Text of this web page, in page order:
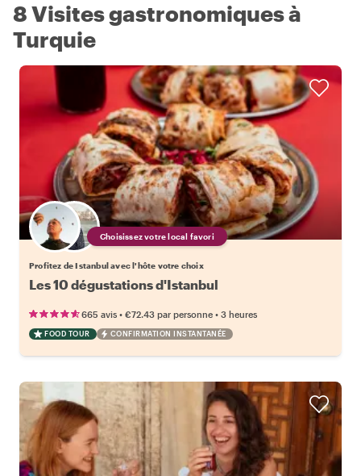
8 Visites gastronomiques à
Turquie
Choisissez votre local favori
Profitez de Istanbul avec l'hôte votre choix
Les 10 dégustations d'Istanbul
665 avis • €72.43 par personne • 3 heures
FOOD TOUR CONFIRMATION INSTANTANÉE